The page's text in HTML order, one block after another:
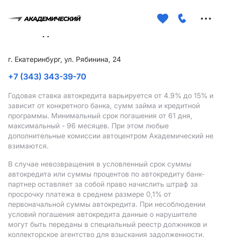
г. Екатеринбург, ул. Рябинина, 24
+7 (343) 343-39-70
Годовая ставка автокредита варьируется от 4.9% до 15% и
зависит от конкретного банка, сумм займа и кредитной
программы. Минимальный срок погашения от 61 дня,
максимальный - 96 месяцев. При этом любые
дополнительные комиссии автоцентром Академический не
взимаются.
В случае невозвращения в условленный срок суммы
автокредита или суммы процентов по автокредиту банк-
партнер оставляет за собой право начислить штраф за
просрочку платежа в среднем размере 0,1% от
первоначальной суммы автокредита. При несоблюдении
условий погашения автокредита данные о нарушителе
могут быть переданы в специальный реестр должников и
коллекторское агентство для взыскания задолженности.